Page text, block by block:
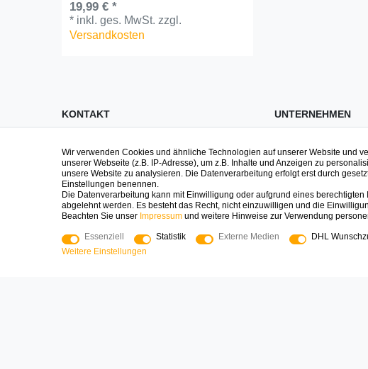
19,99 € *
* inkl. ges. MwSt. zzgl.
Versandkosten
KONTAKT
Fragen zu Spielen, zur Bestellung oder
Geschenken? Wir sind persönlich da
und helfen gerne!
Logoplay Holzspiele GmbH & Co.KG
shop@logoplay.de
Mo - Fr 8:00 - 17:00
UNTERNEHMEN
Datenschutz
Widerrufsrecht
Über uns
Wir verwenden Cookies und ähnliche Technologien auf unserer Website und
unserer Webseite (z.B. IP-Adresse), um z.B. Inhalte und Anzeigen zu
unsere Website zu analysieren. Die Datenverarbeitung erfolgt erst durch
Einstellungen benennen.
Die Datenverarbeitung kann mit Einwilligung oder aufgrund eines
abgelehnt werden. Es besteht das Recht, nicht einzuwilligen und die
Beachten Sie unser Impressum und weitere Hinweise zur Verwendung
Essenziell Statistik Externe Medien DHL
Weitere Einstellungen